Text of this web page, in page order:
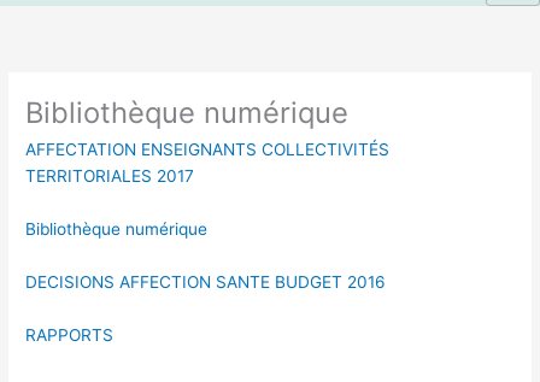
Bibliothèque numérique
AFFECTATION ENSEIGNANTS COLLECTIVITÉS
TERRITORIALES 2017
Bibliothèque numérique
DECISIONS AFFECTION SANTE BUDGET 2016
RAPPORTS